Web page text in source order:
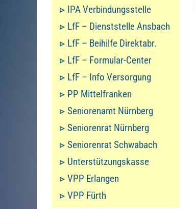
IPA Verbindungsstelle
LfF – Dienststelle Ansbach
LfF – Beihilfe Direktabr.
LfF – Formular-Center
LfF – Info Versorgung
PP Mittelfranken
Seniorenamt Nürnberg
Seniorenrat Nürnberg
Seniorenrat Schwabach
Unterstützungskasse
VPP Erlangen
VPP Fürth